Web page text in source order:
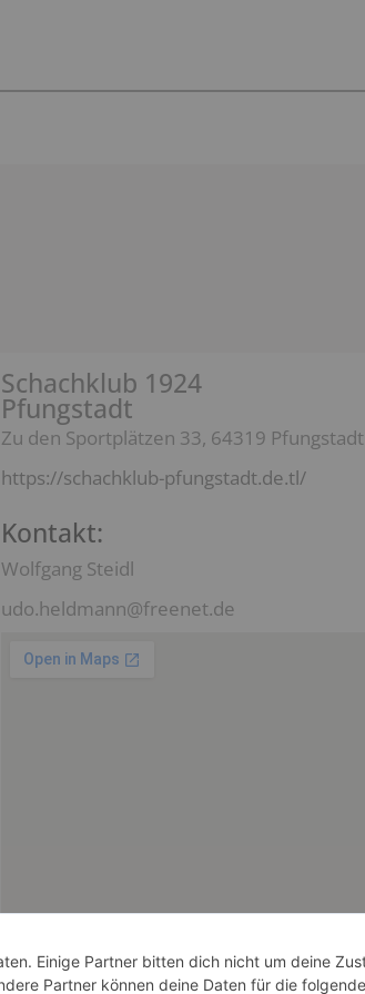
Schachklub 1924
Pfungstadt
Zu den Sportplätzen 33, 64319 Pfungstadt
https://schachklub-pfungstadt.de.tl/
Kontakt:
Wolfgang Steidl
udo.heldmann@freenet.de